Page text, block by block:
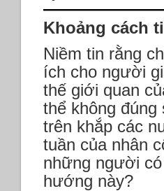
Khoảng cách
Niềm tin rằng
ích cho người
thế giới quan
thể không
trên khắp các
tuần của nhân
những người
hướng này?